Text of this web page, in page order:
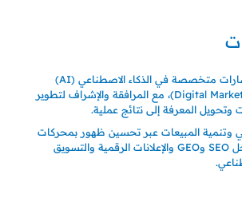
🎓 تدريب عملي واستشارات متخصصة في الذكاء الاصطناعي (AI)
والتسويق الرقمي (Digital Marketing)، مع المرافقة والإشراف لتطوير
وتحويل المعرفة إلى نتائج عملية.
وتنمية المبيعات عبر تحسين ظهور بمحركات
الذكاء الاصطناعي وجوجل SEO وGEO والإعلانات الرقمية والتسويق